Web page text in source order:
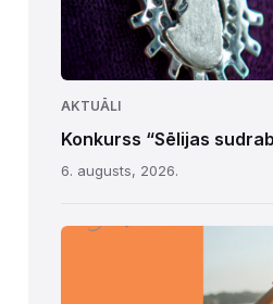
AKTUĀLI
Konkurss “Sēlijas
6. augusts, 2026.